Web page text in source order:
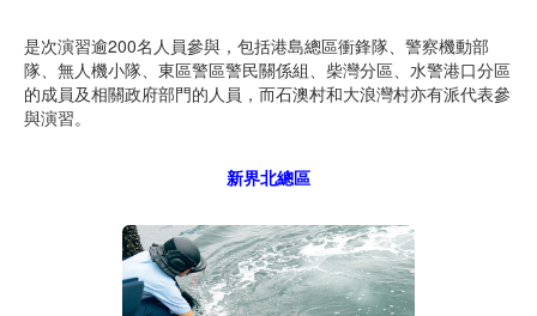
是次演習逾200名人員參與，包括港島總區衝鋒隊、警察機動部
隊、無人機小隊、東區警區警民關係組、柴灣分區、水警港口分區
的成員及相關政府部門的人員，而石澳村和大浪灣村亦有派代表參
與演習。
新界北總區